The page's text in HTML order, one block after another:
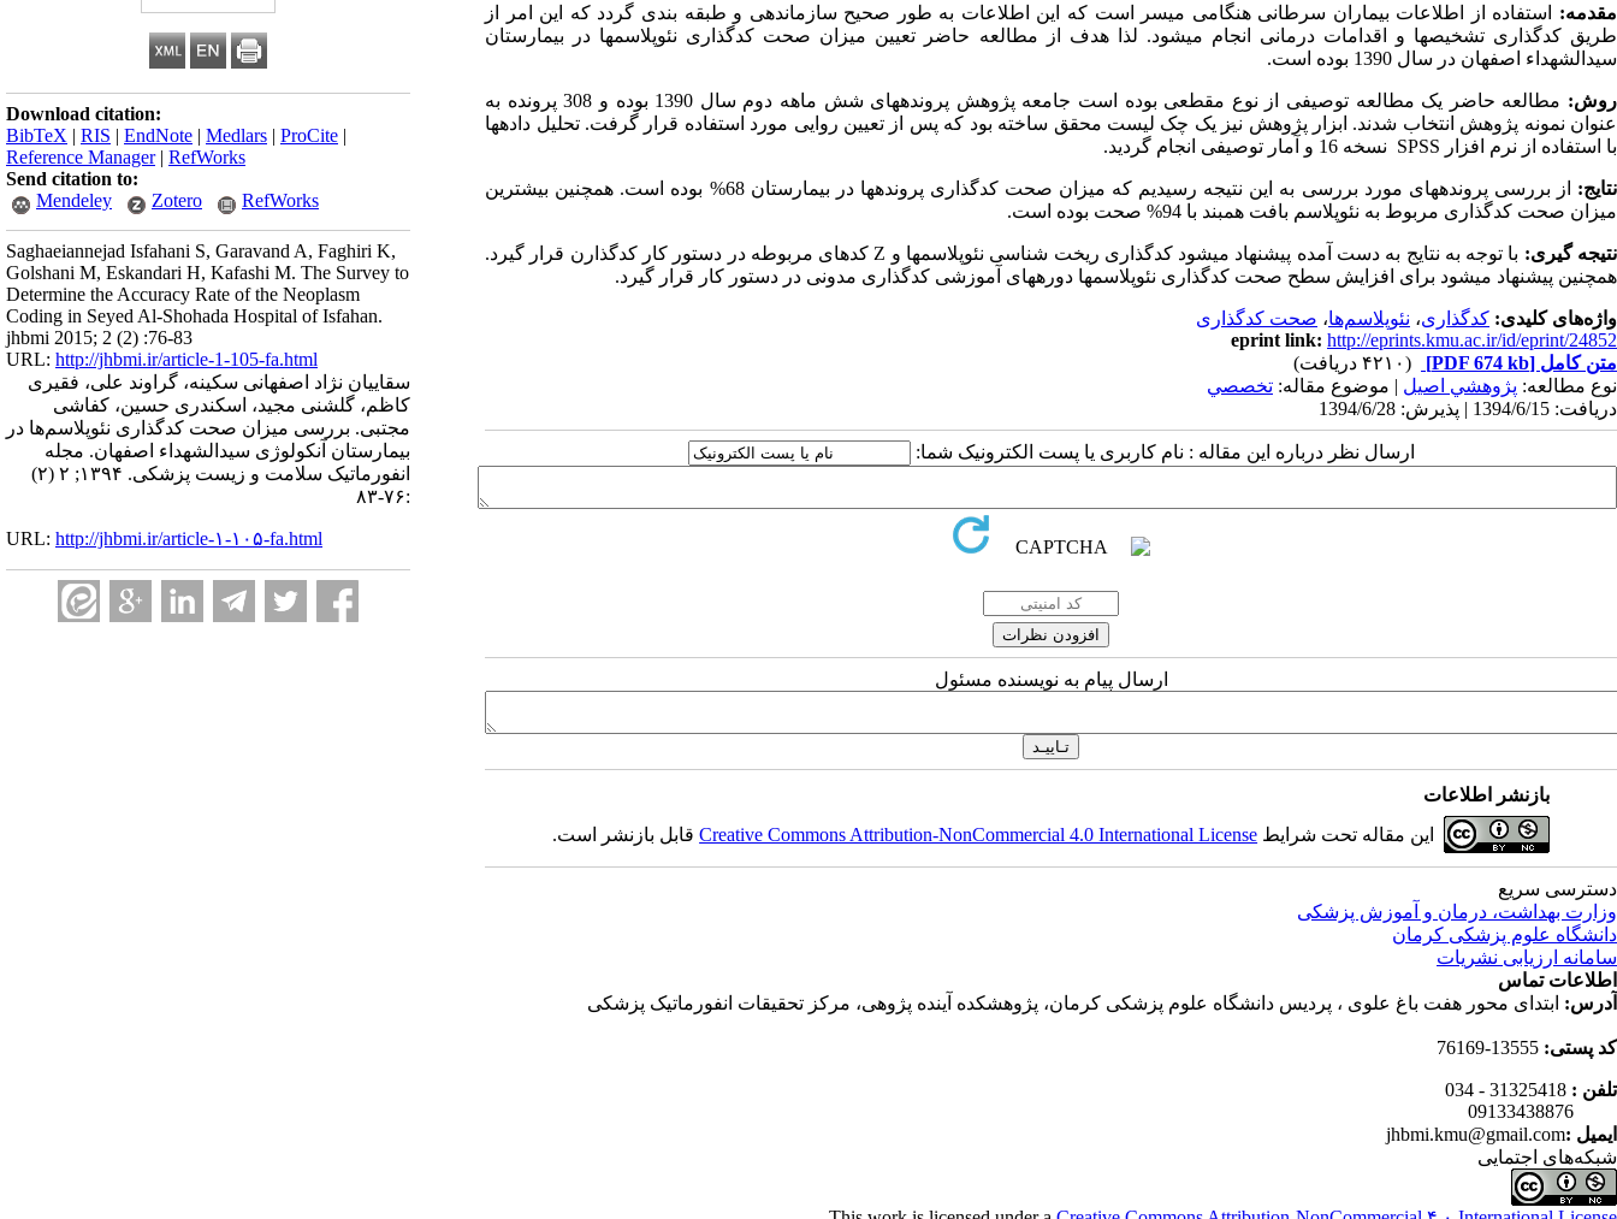
Download citation:
BibTeX | RIS | EndNote | Medlars | ProCite |
Reference Manager| RefWorks
Send citation to:
Mendeley
Zotero RefWorks
Saghaeiannejad Isfahani S, Garavand A, Faghiri K,
Golshani M, Eskandari H, Kafashi M. The Survey to
Determine the Accuracy Rate of the Neoplasm
Coding in Seyed Al-Shohada Hospital of Isfahan.
jhbmi 2015; 2 (2) :76-83
URL: http://jhbmi.ir/article-1-105-fa.html
سقاییان نژاد اصفهانی سکینه، گراوند علی، فقیری
کاظم، گلشنی مجید، اسکندری حسین، کفاشی
مجتبی. بررسی میزان صحت کدگذاری نئوپلاسم‌ها در
بیمارستان آنکولوژی سیدالشهداء اصفهان. مجله
انفورماتیک سلامت و زیست پزشکی. ۱۳۹۴; ۲ (۲)
:۷۶-۸۳
URL: http://jhbmi.ir/article-۱-۱۰۵-fa.html
مقدمه: استفاده از اطلاعات بیماران سرطانی هنگامی میسر است که این اطلاعات به طور صحیح سازماندهی و طبقه بندی گردد که این امر از
طریق کدگذاری تشخیص­ها و اقدامات درمانی انجام می­شود. لذا هدف از مطالعه حاضر تعیین میزان صحت کدگذاری نئوپلاسم­ها در بیمارستان
سیدالشهداء اصفهان در سال 1390 بوده است.
روش:
مطالعه حاضر یک مطالعه توصیفی از نوع مقطعی بوده است جامعه پژوهش پرونده­های شش ماهه دوم سال 1390 بوده و 308 پرونده به
عنوان نمونه پژوهش انتخاب شدند. ابزار پژوهش نیز یک چک لیست محقق ساخته بود که پس از تعیین روایی مورد استفاده قرار گرفت. تحلیل داده­ها
با استفاده از نرم افزار SPSS نسخه 16 و آمار توصیفی انجام گردید.
نتایج:
از بررسی پرونده­های مورد بررسی به این نتیجه رسیدیم که میزان صحت کدگذاری پرونده­ها در بیمارستان 68% بوده است. همچنین بیشترین
میزان صحت کدگذاری مربوط به نئوپلاسم بافت همبند با 94% صحت بوده است.
نتیجه ­گیری: با توجه به نتایج به دست آمده پیشنهاد می­شود کدگذاری ریخت شناسی نئوپلاسم­ها و Z کدهای مربوطه در دستور کار کدگذارن قرار گیرد.
همچنین پیشنهاد می­شود برای افزایش سطح صحت کدگذاری نئوپلاسم­ها دوره­های آموزشی کدگذاری مدونی در دستور کار قرار گیرد.
واژه‌های کلیدی: کدگذاری، نئوپلاسم‌ها، صحت کدگذاری
eprint link: http://eprints.kmu.ac.ir/id/eprint/24852
متن کامل [PDF 674 kb]
(۴۲۱۰ دریافت)
نوع مطالعه: پژوهشي اصیل | موضوع مقاله: تخصصي
دریافت: 1394/6/15 | پذیرش: 1394/6/28
ارسال نظر درباره این مقاله : نام کاربری یا پست الکترونیک شما:
ارسال پیام به نویسنده مسئول
بازنشر اطلاعات
این مقاله تحت شرایط Creative Commons Attribution-NonCommercial 4.0 International Licenseقابل بازنشر است.
دسترسی سریع
وزارت بهداشت، درمان و آموزش پزشکی
دانشگاه علوم پزشکی کرمان
سامانه ارزیابی نشریات
اطلاعات تماس
آدرس: ابتدای محور هفت باغ علوی ، پردیس دانشگاه علوم پزشکی کرمان، پژوهشکده آینده پژوهی، مرکز تحقیقات انفورماتیک پزشکی
کد پستی:
تلفن : 31325418 - 034
ایمیل :jhbmi.kmu@gmail.com
شبکه‌های اجتمایی